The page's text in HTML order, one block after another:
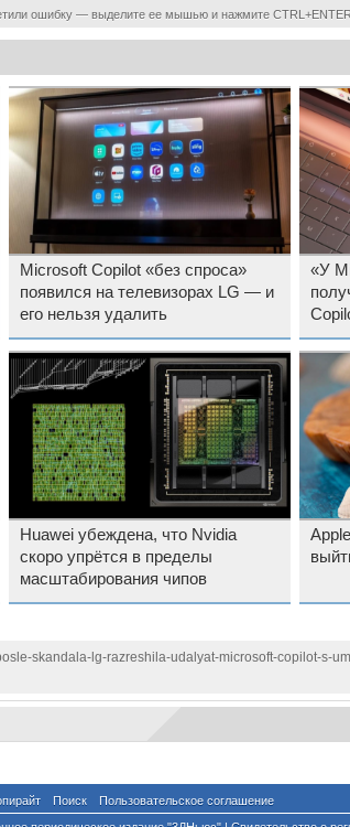
ошибку — выделите ее мышью и нажмите CTRL+ENTER.
Microsoft Copilot «без спроса»
появился на телевизорах LG — и
его нельзя удалить
«У
Huawei убеждена, что Nvidia
скоро упрётся в пределы
масштабирования чипов
skandala-lg-razreshila-udalyat-microsoft-copilot-s-
Поиск Пользовательское соглашение